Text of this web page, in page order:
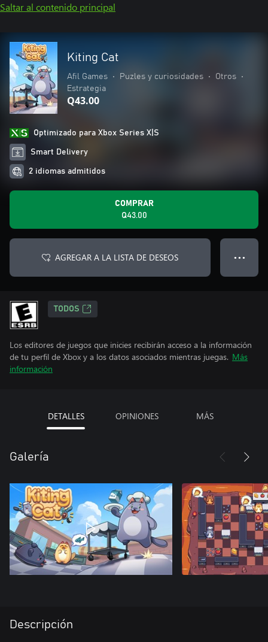
Saltar al contenido principal
Kiting Cat
Afil Games • Puzles y curiosidades • Otros
•
Estrategia
Q43.00
Optimizado para Xbox Series X|S
Smart Delivery
2 idiomas admitidos
COMPRAR
Q43.00
AGREGAR A LA LISTA DE DESEOS ● ● ●
TODOS
Los editores de juegos que inicies recibirán acceso a la información
de tu perfil de Xbox y a los datos asociados mientras juegas. Más
información
DETALLES OPINIONES MÁS
Galería
Descripción